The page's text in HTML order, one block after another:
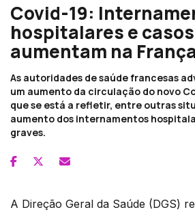
Covid-19:
hospitalares e
aumentam na França
As autoridades de saúde francesas
um aumento da circulação do novo
que se está a refletir, entre outras
aumento dos internamentos
graves.
A Direção Geral da Saúde (DGS)